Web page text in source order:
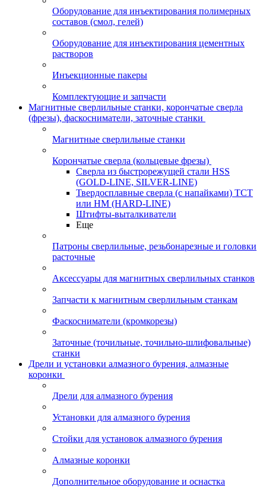
Оборудование для инъектирования полимерных
составов (смол, гелей)
Оборудование для инъектирования цементных
растворов
Инъекционные пакеры
Комплектующие и запчасти
Магнитные сверлильные станки, корончатые сверла
(фрезы), фаскосниматели, заточные станки
Магнитные сверлильные станки
Корончатые сверла (кольцевые фрезы)
Сверла из быстрорежущей стали HSS
(GOLD-LINE, SILVER-LINE)
Твердосплавные сверла (с напайками) ТСТ
или HM (HARD-LINE)
Штифты-выталкиватели
Еще
Патроны сверлильные, резьбонарезные и головки
расточные
Аксессуары для магнитных сверлильных станков
Запчасти к магнитным сверлильным станкам
Фаскосниматели (кромкорезы)
Заточные (точильные, точильно-шлифовальные)
станки
Дрели и установки алмазного бурения, алмазные
коронки
Дрели для алмазного бурения
Установки для алмазного бурения
Стойки для установок алмазного бурения
Алмазные коронки
Дополнительное оборудование и оснастка